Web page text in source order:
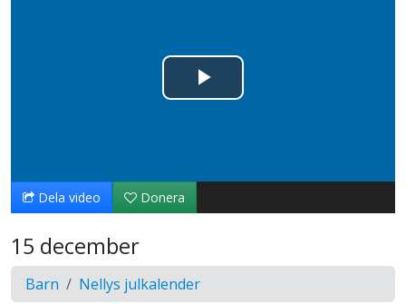
Spela
video
Dela video Donera
15 december
Barn Nellys julkalender